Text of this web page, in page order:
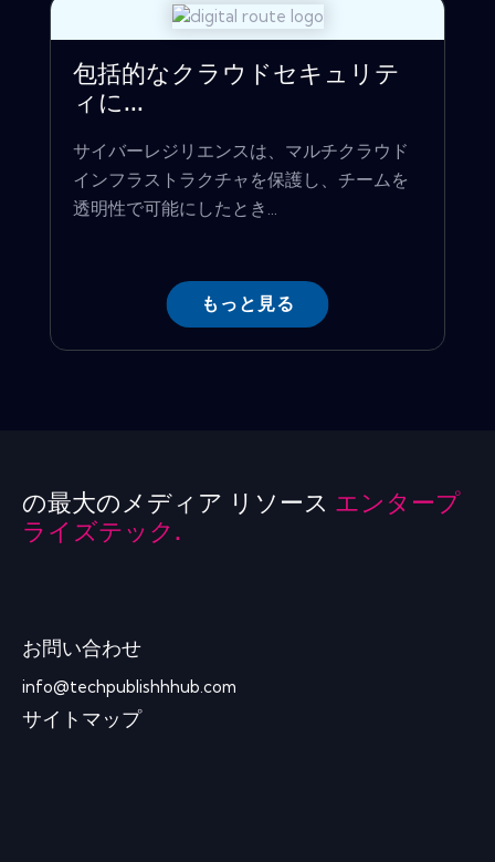
包括的なクラウドセキュリテ
ィに...
サイバーレジリエンスは、マルチクラウド
インフラストラクチャを保護し、チームを
透明性で可能にしたとき...
もっと見る
の最大のメディア リソース エンタープ
ライズテック.
お問い合わせ
info@techpublishhhub.com
サイトマップ